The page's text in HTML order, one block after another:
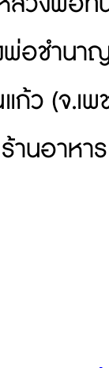
พ่อชำนา
ก้ว (จ.เ
นอาหา